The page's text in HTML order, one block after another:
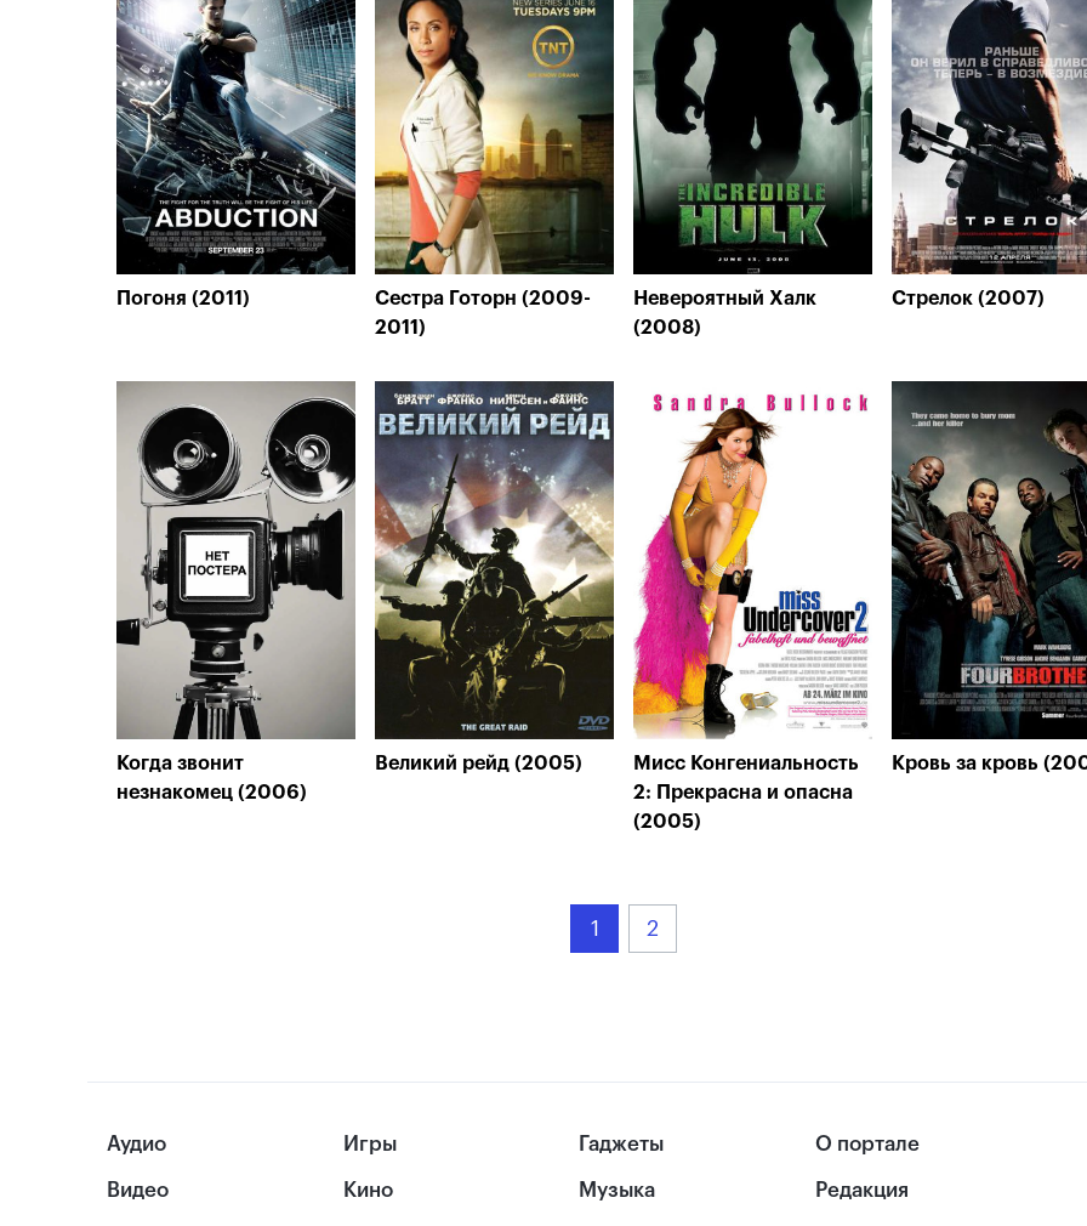
Погоня (2011)
Сестра Готорн (2009-
2011)
Невероятный Халк
(2008)
Стрелок (2007)
Когда звонит
незнакомец (2006)
Великий рейд (2005)
Мисс Конгениальность
2: Прекрасна и опасна
(2005)
Кровь за кровь
1 2
Аудио
Видео
Игры
Кино
Гаджеты
Музыка
О портале
Редакция